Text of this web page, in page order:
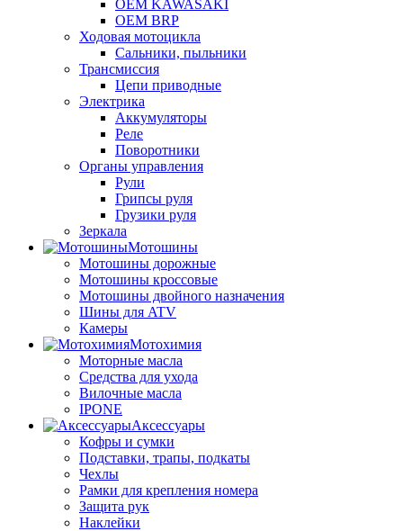
OEM KAWASAKI
OEM BRP
Ходовая мотоцикла
Сальники, пыльники
Трансмиссия
Цепи приводные
Электрика
Аккумуляторы
Реле
Поворотники
Органы управления
Рули
Грипсы руля
Грузики руля
Зеркала
Мотошины
Мотошины дорожные
Мотошины кроссовые
Мотошины двойного назначения
Шины для ATV
Камеры
Мотохимия
Моторные масла
Средства для ухода
Вилочные масла
IPONE
Аксессуары
Кофры и сумки
Подставки, трапы, подкаты
Чехлы
Рамки для крепления номера
Защита рук
Наклейки